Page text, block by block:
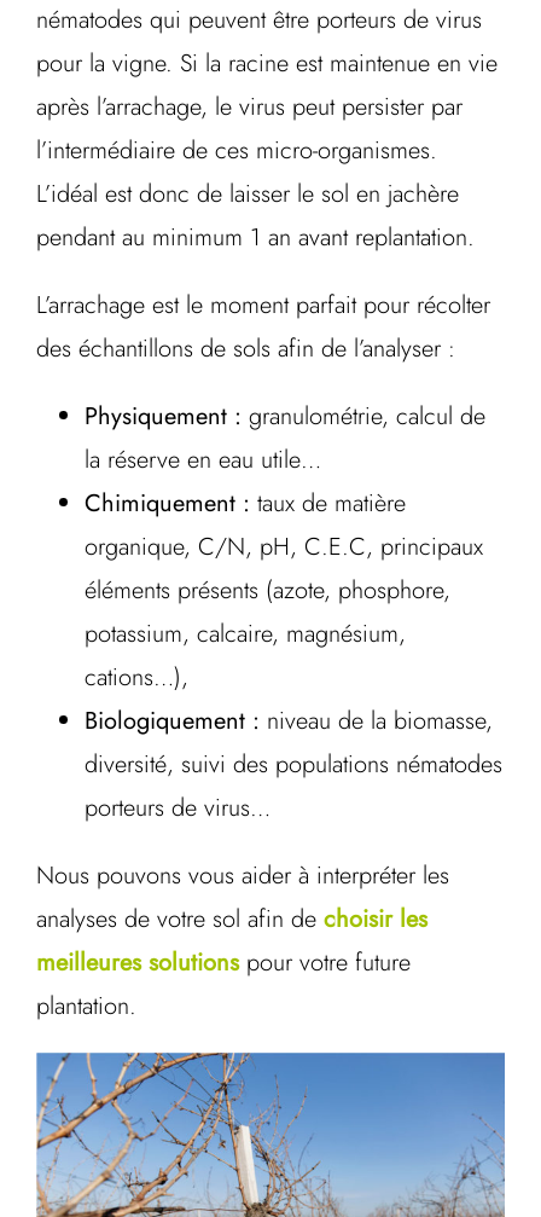
nématodes qui peuvent être porteurs de virus
pour la vigne. Si la racine est maintenue en vie
après l’arrachage, le virus peut persister par
l’intermédiaire de ces micro-organismes.
L’idéal est donc de laisser le sol en jachère
pendant au minimum 1 an avant replantation.
L’arrachage est le moment parfait pour récolter
des échantillons de sols afin de l’analyser :
Physiquement : granulométrie, calcul de
la réserve en eau utile…
Chimiquement : taux de matière
organique, C/N, pH, C.E.C, principaux
éléments présents (azote, phosphore,
potassium, calcaire, magnésium,
cations…),
Biologiquement : niveau de la biomasse,
diversité, suivi des populations nématodes
porteurs de virus…
Nous pouvons vous aider à interpréter les
analyses de votre sol afin de choisir les
meilleures solutionspour votre future
plantation.